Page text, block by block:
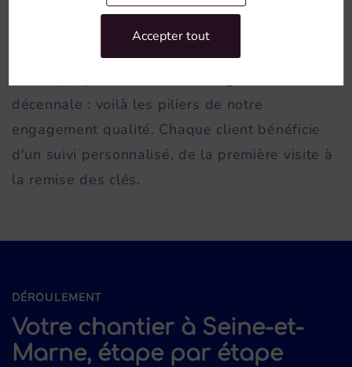
aux imprévus techniques.
Devis gratuit sous 48 heures, respect strict des
décennale : voilà les piliers de notre
engagement qualité. Chaque client bénéficie
d'un suivi personnalisé, de la première visite à
la remise des clés.
DÉROULEMENT
Votre chantier à Seine-et-
Marne, étape par étape
Accepter tout